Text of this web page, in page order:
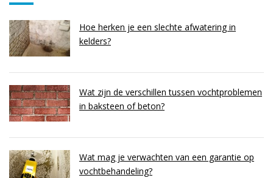
Hoe herken je een slechte afwatering in
kelders?
Wat zijn de verschillen tussen vochtproblemen
in baksteen of beton?
Wat mag je verwachten van een garantie op
vochtbehandeling?